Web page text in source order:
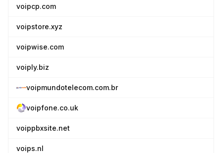
voipcp.com
voipstore.xyz
voipwise.com
voiply.biz
voipmundotelecom.com.br
voipfone.co.uk
voippbxsite.net
voips.nl